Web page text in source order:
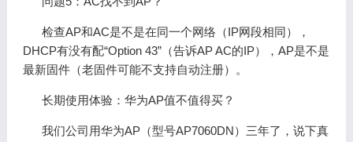
检查AP和AC是不是在同一个网络（IP网段相同），
DHCP有没有配“Option 43”（告诉AP AC的IP），AP是不是
最新固件（老固件可能不支持自动注册）。
长期使用体验：华为AP值不值得买？
我们公司用华为AP（型号AP7060DN）三年了，说下真